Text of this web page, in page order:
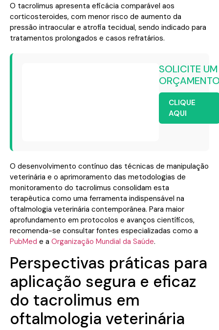
O tacrolimus apresenta eficácia comparável aos
corticosteroides, com menor risco de aumento da
pressão intraocular e atrofia tecidual, sendo indicado para
tratamentos prolongados e casos refratários.
SOLICITE UM
CLIQUE
AQUI
O desenvolvimento contínuo das técnicas de manipulação
veterinária e o aprimoramento das metodologias de
monitoramento do tacrolimus consolidam esta
terapêutica como uma ferramenta indispensável na
oftalmologia veterinária contemporânea. Para maior
aprofundamento em protocolos e avanços científicos,
recomenda-se consultar fontes especializadas como a
PubMed e a Organização Mundial da Saúde.
Perspectivas práticas para
aplicação segura e eficaz
do tacrolimus em
oftalmologia veterinária